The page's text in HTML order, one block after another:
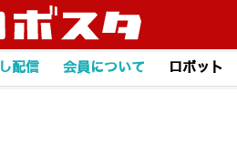
配信 会員について ロボット